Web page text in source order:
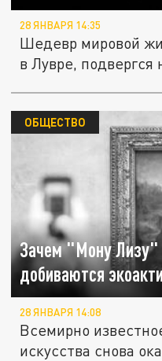
28 ЯНВАРЯ 14:35
Шедевр мировой
в Лувре, подвергся
Зачем "Мону Лизу"
добиваются
ОБЩЕСТВО
28 ЯНВАРЯ 14:08
Всемирно
искусства снова